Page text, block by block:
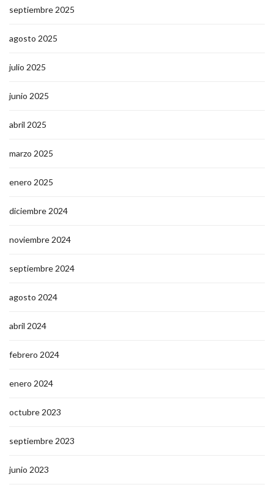
septiembre 2025
agosto 2025
julio 2025
junio 2025
abril 2025
marzo 2025
enero 2025
diciembre 2024
noviembre 2024
septiembre 2024
agosto 2024
abril 2024
febrero 2024
enero 2024
octubre 2023
septiembre 2023
junio 2023